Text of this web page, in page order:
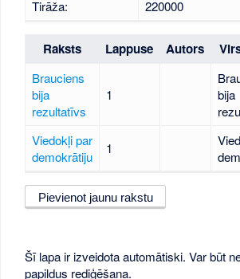
Tirāža:
220000
Raksts Lappuse Autors
Brauciens
bija
rezultatīvs
1
bija
Viedokļi par
demokrātiju
1
Pievienot jaunu rakstu
Šī lapa ir izveidota automātiski. Var būt
papildus rediģēšana.